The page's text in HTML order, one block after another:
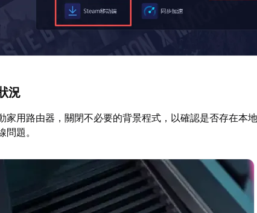
況
家用路由器，關閉不必要的背景程式，以確認是否存在本
題。